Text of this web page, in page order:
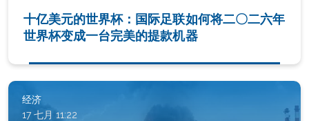
十亿美元的世界杯：国际足联如何将二〇二六年
世界杯变成一台完美的提款机器
经济
17 七月 11:22